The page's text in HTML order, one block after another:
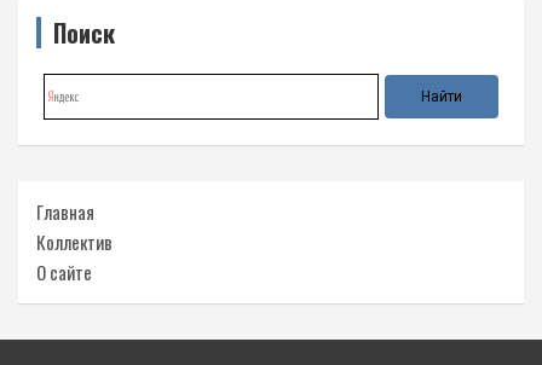
Поиск
Главная
Коллектив
О сайте